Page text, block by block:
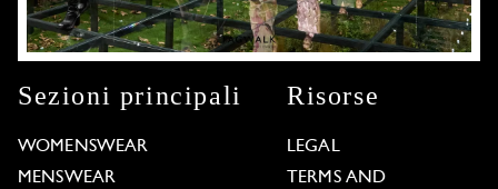
Sezioni principali
WOMENSWEAR
MENSWEAR
Risorse
LEGAL
TERMS AND